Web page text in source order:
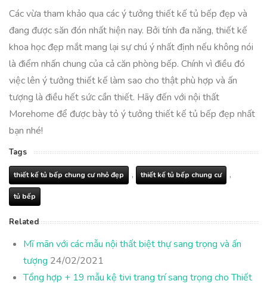
Các vừa tham khảo qua các ý tưởng thiết kế tủ bếp đẹp và
đang được săn đón nhất hiện nay. Bởi tính đa năng, thiết kế
khoa học đẹp mắt mang lại sự chú ý nhất định nếu không nói
là điểm nhấn chung của cả căn phòng bếp. Chính vì điều đó
việc lên ý tưởng thiết kế làm sao cho thật phù hợp và ấn
tượng là điều hết sức cần thiết. Hãy đến với nội thất
Morehome để được bày tỏ ý tưởng thiết kế tủ bếp đẹp nhất
bạn nhé!
Tags
thiết kế tủ bếp chung cư nhỏ đẹp , thiết kế tủ bếp chung cư ,
tủ bếp
Related
Mĩ mãn với các mẫu nội thất biệt thự sang trọng và ấn
tượng 24/02/2021
Tổng hợp + 19 mẫu kệ tivi trang trí sang trọng cho Thiết